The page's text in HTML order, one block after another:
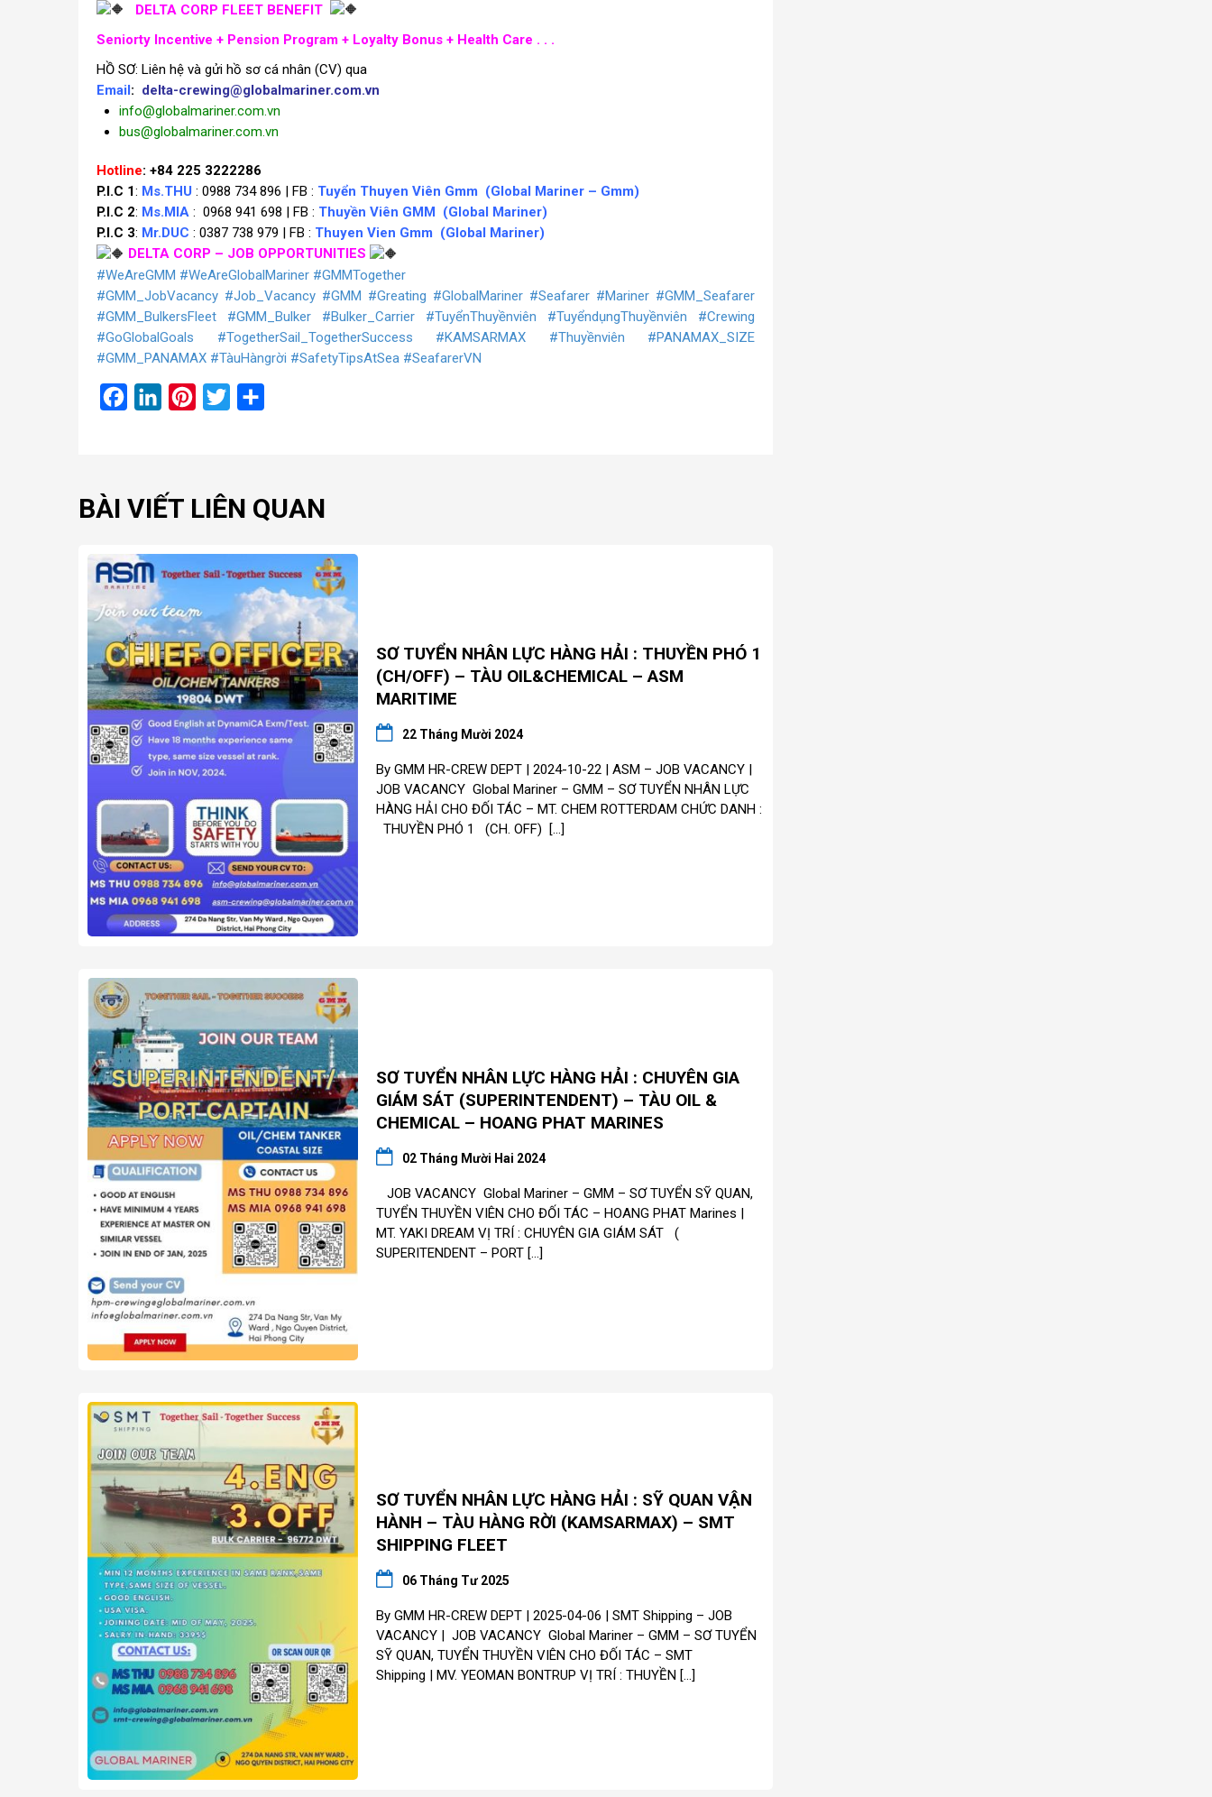
DELTA CORP FLEET BENEFIT
Seniorty Incentive + Pension Program + Loyalty Bonus + Health Care . . .
HỒ SƠ: Liên hệ và gửi hồ sơ cá nhân (CV) qua
Email: delta-crewing@globalmariner.com.vn
info@globalmariner.com.vn
bus@globalmariner.com.vn
Hotline: +84 225 3222286
P.I.C 1: Ms.THU : 0988 734 896 | FB : Tuyển Thuyen Viên Gmm (Global Mariner – Gmm)
P.I.C 2: Ms.MIA : 0968 941 698 | FB : Thuyền Viên GMM (Global Mariner)
P.I.C 3: Mr.DUC : 0387 738 979 | FB : Thuyen Vien Gmm (Global Mariner)
DELTA CORP – JOB OPPORTUNITIES
#WeAreGMM #WeAreGlobalMariner #GMMTogether
#GMM_JobVacancy #Job_Vacancy #GMM #Greating #GlobalMariner #Seafarer #Mariner #GMM_Seafarer
#GMM_BulkersFleet
#GMM_Bulker #Bulker_Carrier #TuyểnThuyềnviên #TuyểndụngThuyềnviên
#Crewing
#GoGlobalGoals
#TogetherSail_TogetherSuccess #KAMSARMAX #Thuyềnviên
#PANAMAX_SIZE
#GMM_PANAMAX #TàuHàngrời #SafetyTipsAtSea #SeafarerVN
FacebookLinkedInPinterest
Twitter
BÀI VIẾT LIÊN QUAN
SƠ TUYỂN NHÂN LỰC HÀNG HẢI : THUYỀN PHÓ 1
(CH/OFF) – TÀU OIL&CHEMICAL – ASM
MARITIME
22 Tháng Mười 2024
By GMM HR-CREW DEPT | 2024-10-22 | ASM – JOB VACANCY |
JOB VACANCY Global Mariner – GMM – SƠ TUYỂN NHÂN LỰC
HÀNG HẢI CHO ĐỐI TÁC – MT. CHEM ROTTERDAM CHỨC DANH :
THUYỀN PHÓ 1 (CH. OFF) […]
SƠ TUYỂN NHÂN LỰC HÀNG HẢI : CHUYÊN GIA
GIÁM SÁT (SUPERINTENDENT) – TÀU OIL &
CHEMICAL – HOANG PHAT MARINES
02 Tháng Mười Hai 2024
JOB VACANCY Global Mariner – GMM – SƠ TUYỂN SỸ QUAN,
TUYỂN THUYỀN VIÊN CHO ĐỐI TÁC – HOANG PHAT Marines |
MT. YAKI DREAM VỊ TRÍ : CHUYÊN GIA GIÁM SÁT (
SUPERITENDENT – PORT […]
SƠ TUYỂN NHÂN LỰC HÀNG HẢI : SỸ QUAN VẬN
HÀNH – TÀU HÀNG RỜI (KAMSARMAX) – SMT
SHIPPING FLEET
06 Tháng Tư 2025
By GMM HR-CREW DEPT | 2025-04-06 | SMT Shipping – JOB
VACANCY | JOB VACANCY Global Mariner – GMM – SƠ TUYỂN
SỸ QUAN, TUYỂN THUYỀN VIÊN CHO ĐỐI TÁC – SMT
Shipping | MV. YEOMAN BONTRUP VỊ TRÍ : THUYỀN […]